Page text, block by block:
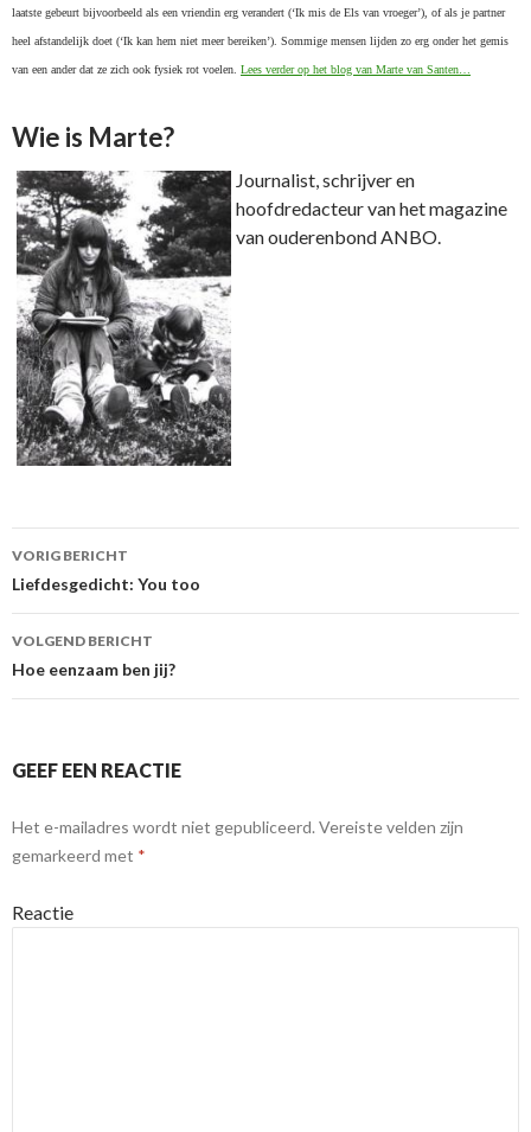
laatste gebeurt bijvoorbeeld als een vriendin erg verandert (‘Ik mis de Els van vroeger’), of als je partner
heel afstandelijk doet (‘Ik kan hem niet meer bereiken’). Sommige mensen lijden zo erg onder het gemis
van een ander dat ze zich ook fysiek rot voelen. Lees verder op het blog van Marte van Santen…
Wie is Marte?
Journalist, schrijver en
hoofdredacteur van het magazine
van ouderenbond ANBO.
Berichtnavigatie
VORIG BERICHT
Liefdesgedicht: You too
VOLGEND BERICHT
Hoe eenzaam ben jij?
GEEF EEN REACTIE
Het e-mailadres wordt niet gepubliceerd. Vereiste velden zijn
gemarkeerd met *
Reactie